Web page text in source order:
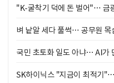
"K-굴착기 덕에 돈 벌어"… 금
벼 낱알 세다 풀썩… 공무원 목
국민 초토화 일도 아냐… AI가
SK하이닉스 "지금이 최적기